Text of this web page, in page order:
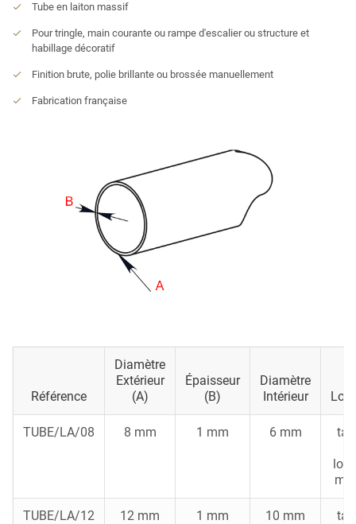
Tube en laiton massif
Pour tringle, main courante ou rampe d'escalier ou structure et
habillage décoratif
Finition brute, polie brillante ou brossée manuellement
Fabrication française
Référence
Diamètre
Extérieur
(A)
Épaisseur
(B)
Diamètre
Intérieur
TUBE/LA/08 8 mm 1 mm 6 mm
TUBE/LA/12 12 mm 1 mm 10 mm